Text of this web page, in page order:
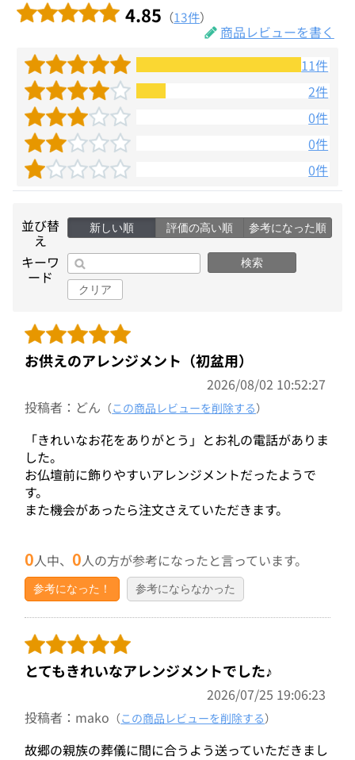
4.85 （13件）
商品レビューを書く
11件
2件
0件
0件
0件
並び替
え
新しい順 評価の高い順 参考になった順
キーワ
ード
検索
クリア
お供えのアレンジメント（初盆用）
2026/08/02 10:52:27
投稿者：どん （この商品レビューを削除する）
「きれいなお花をありがとう」とお礼の電話がありま
した。
お仏壇前に飾りやすいアレンジメントだったようで
す。
また機会があったら注文さえていただきます。
0人中、0人の方が参考になったと言っています。
参考になった！ 参考にならなかった
とてもきれいなアレンジメントでした♪
2026/07/25 19:06:23
投稿者：mako （この商品レビューを削除する）
故郷の親族の葬儀に間に合うよう送っていただきまし